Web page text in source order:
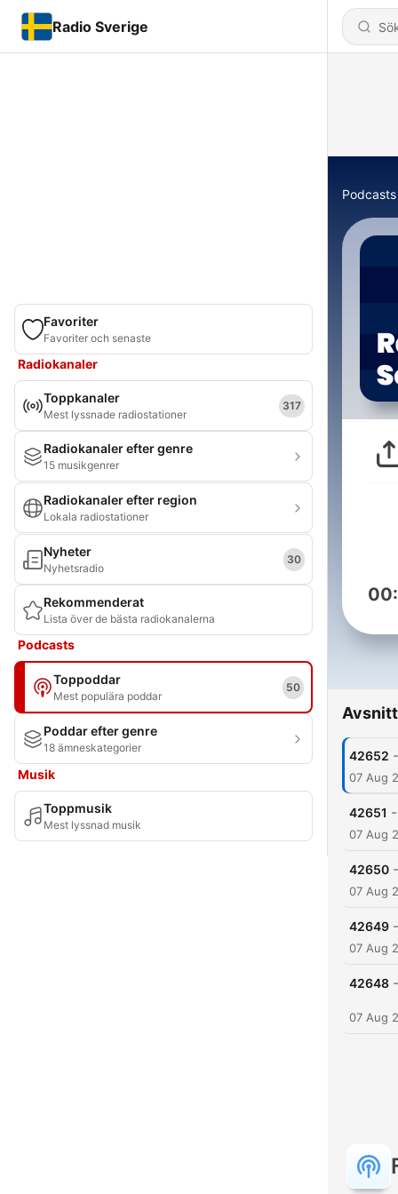
Radio Sverige
Favoriter
Favoriter och senaste
Radiokanaler
Toppkanaler
Mest lyssnade radiostationer
317
Radiokanaler efter genre
15 musikgenrer
Radiokanaler efter region
Lokala radiostationer
Nyheter
Nyhetsradio
30
Rekommenderat
Lista över de bästa radiokanalerna
Podcasts
Toppoddar
Mest populära poddar
50
Poddar efter genre
18 ämneskategorier
Musik
Toppmusik
Mest lyssnad musik
Podcasts
Avsnitt
42652 -
07 Aug
42651 -
07 Aug
42650 -
07 Aug
42649 -
07 Aug
42648 -
07 Aug